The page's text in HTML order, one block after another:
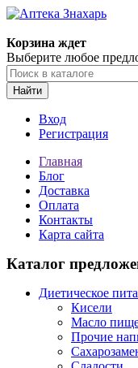
Корзина ждет
Выберите любое
Найти
Вход
Регистрация
Главная
Блог
Доставка
Оплата
Контакты
Карта сайта
Каталог
Диетическое
Кисели
Масло
Прочие